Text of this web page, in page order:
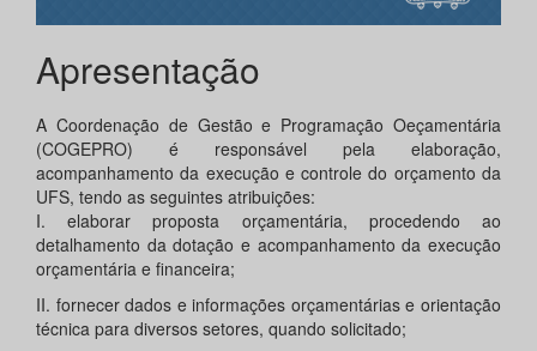
Apresentação
A Coordenação de Gestão e Programação Oeçamentária
(COGEPRO) é responsável pela elaboração,
acompanhamento da execução e controle do orçamento da
UFS, tendo as seguintes atribuições:
I. elaborar proposta orçamentária, procedendo ao
detalhamento da dotação e acompanhamento da execução
orçamentária e financeira;
II. fornecer dados e informações orçamentárias e orientação
técnica para diversos setores, quando solicitado;